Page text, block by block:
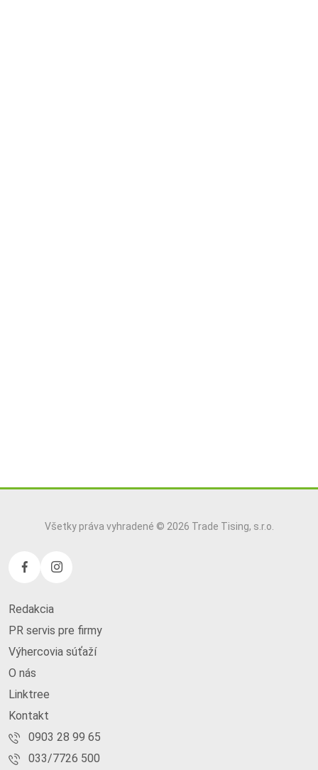
Všetky práva vyhradené © 2026 Trade Tising, s.r.o.
Redakcia
PR servis pre firmy
Výhercovia súťaží
O nás
Linktree
Kontakt
0903 28 99 65
033/7726 500